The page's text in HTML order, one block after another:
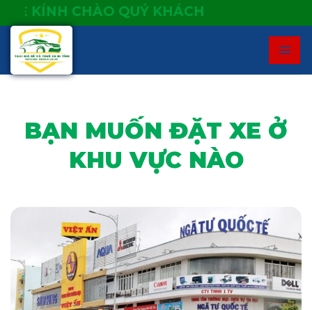
to
content
CHÀO QUÝ KHÁCH
BẠN MUỐN ĐẶT XE Ở
KHU VỰC NÀO